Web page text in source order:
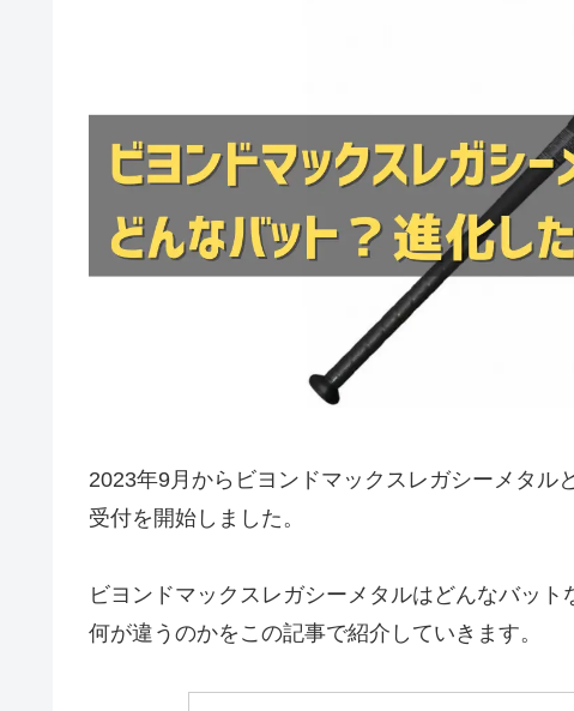
2023年9月からビヨンドマックスレガシーメタル
受付を開始しました。
ビヨンドマックスレガシーメタルはどんなバッ
何が違うのかをこの記事で紹介していきます。